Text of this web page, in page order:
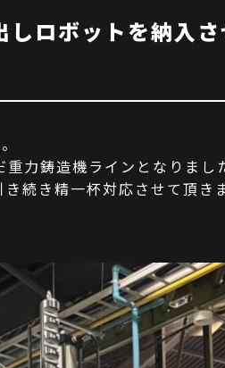
ロボットを納入さ
力鋳造機ラインとなりまし
続き精一杯対応させて頂きま